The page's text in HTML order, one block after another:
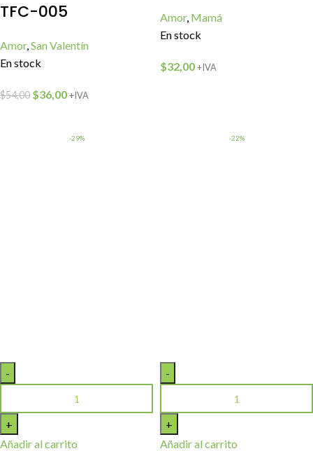
TFC-005
Amor,San Valentín
En stock
$54,00 $36,00+IVA
Amor, Mamá
En stock
$32,00+IVA
-29%
Añadir al carrito
-22%
Añadir al carrito